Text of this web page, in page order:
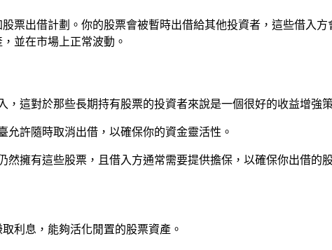
票出借計劃。你的股票會被暫時出借給其他投資者，這些借入
並在市場上正常波動。
這對於那些長期持有股票的投資者來說是一個很好的收益增強
允許隨時取消出借，以確保你的資金靈活性。
擁有這些股票，且借入方通常需要提供擔保，以確保你出借的
利息，能夠活化閒置的股票資產。